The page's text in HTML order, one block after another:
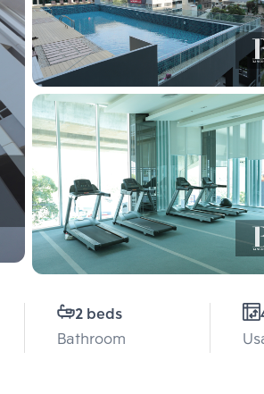
2 beds
Bathroom